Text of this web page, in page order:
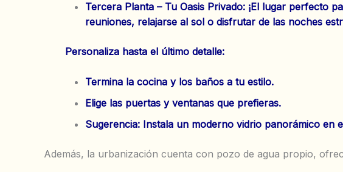
Tercera Planta – Tu Oasis Privado: ¡El lugar perfecto
reuniones, relajarse al sol o disfrutar de las noches
Personaliza hasta el último detalle:
Termina la cocina y los baños a tu estilo.
Elige las puertas y ventanas que prefieras.
Sugerencia: Instala un moderno vidrio panorámico
Además, la urbanización cuenta con pozo de agua propio,